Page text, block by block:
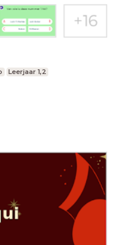
Leerjaar 1,2